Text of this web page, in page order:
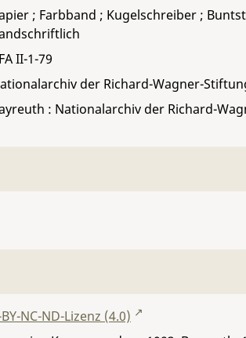
; Farbband ; Kugelschreiber ;
II-1-79
der Richard-Wagner-
: Nationalarchiv der Richard-
BY-NC-ND-Lizenz (4.0)